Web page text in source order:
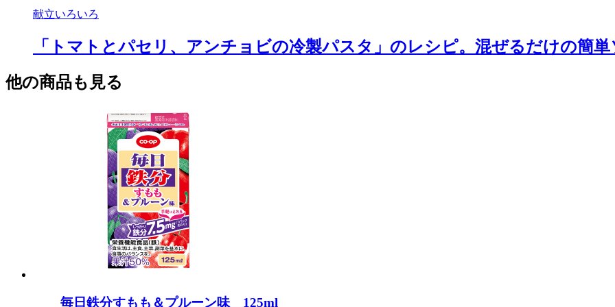
献立いろいろ
「トマトとパセリ、アンチョビの冷製パスタ」のレシピ。混ぜるだけの簡単
他の商品も見る
毎日鉄分すもも＆プルーン味 125ml